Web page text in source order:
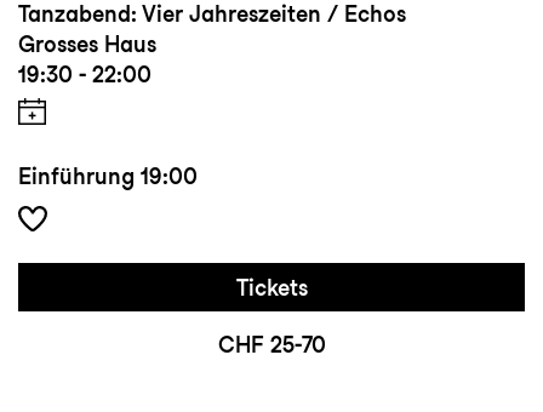
Tanzabend: Vier Jahreszeiten / Echos
Grosses Haus
19:30 - 22:00
Einführung 19:00
Tickets
CHF 25-70